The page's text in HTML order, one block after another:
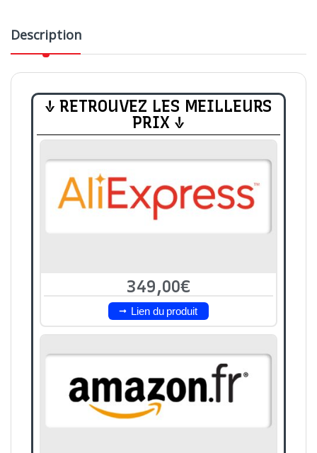
Description
↓ RETROUVEZ LES MEILLEURS
PRIX ↓
349,00€
Lien du produit